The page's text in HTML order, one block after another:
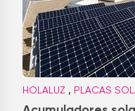
HOLALUZ , PLACAS